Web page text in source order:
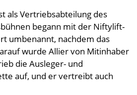
als Vertriebsabteilung des
begann mit der Niftylift-
umbenannt, nachdem das
wurde Allier von Mitinhaber
die Ausleger- und
auf, und er vertreibt auch